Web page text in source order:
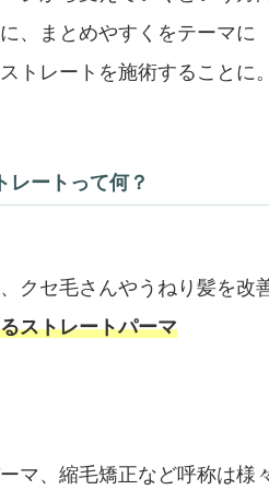
、まとめやすくをテーマに
トレートを施術することに。
レートって何？
クセ毛さんやうねり髪を改
ストレートパーマ
マ、縮毛矯正など呼称は様